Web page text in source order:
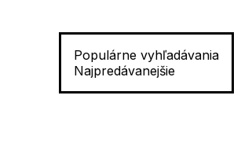
Populárne vyhľadávania
Najpredávanejšie